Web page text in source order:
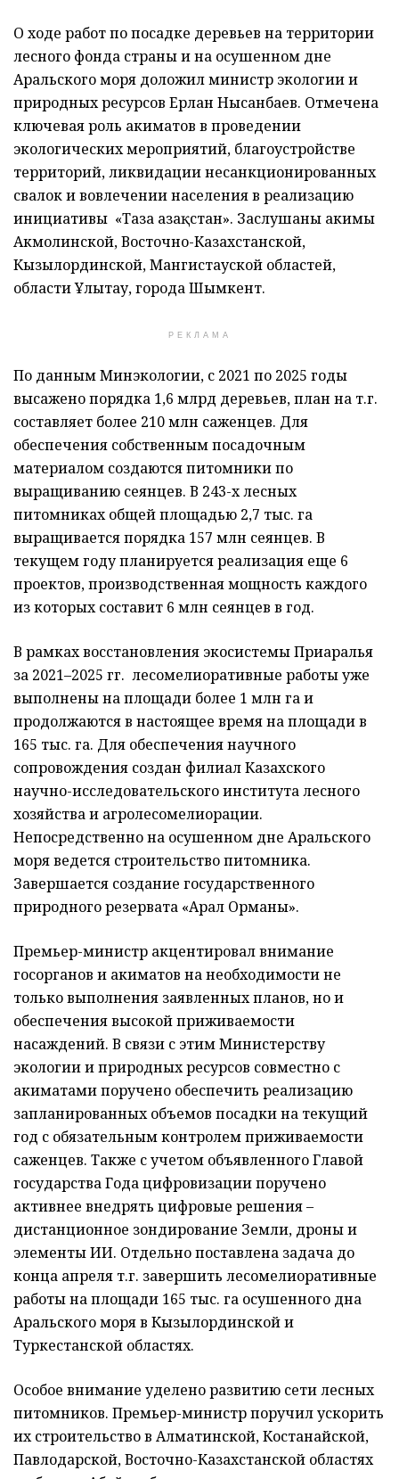
О ходе работ по посадке деревьев на территории
лесного фонда страны и на осушенном дне
Аральского моря доложил министр экологии и
природных ресурсов Ерлан Нысанбаев. Отмечена
ключевая роль акиматов в проведении
экологических мероприятий, благоустройстве
территорий, ликвидации несанкционированных
свалок и вовлечении населения в реализацию
инициативы «Таза Қазақстан». Заслушаны акимы
Акмолинской, Восточно-Казахстанской,
Кызылординской, Мангистауской областей,
области Ұлытау, города Шымкент.
РЕКЛАМА
По данным Минэкологии, с 2021 по 2025 годы
высажено порядка 1,6 млрд деревьев, план на т.г.
составляет более 210 млн саженцев. Для
обеспечения собственным посадочным
материалом создаются питомники по
выращиванию сеянцев. В 243-х лесных
питомниках общей площадью 2,7 тыс. га
выращивается порядка 157 млн сеянцев. В
текущем году планируется реализация еще 6
проектов, производственная мощность каждого
из которых составит 6 млн сеянцев в год.
В рамках восстановления экосистемы Приаралья
за 2021–2025 гг. лесомелиоративные работы уже
выполнены на площади более 1 млн га и
продолжаются в настоящее время на площади в
165 тыс. га. Для обеспечения научного
сопровождения создан филиал Казахского
научно-исследовательского института лесного
хозяйства и агролесомелиорации.
Непосредственно на осушенном дне Аральского
моря ведется строительство питомника.
Завершается создание государственного
природного резервата «Арал Орманы».
Премьер-министр акцентировал внимание
госорганов и акиматов на необходимости не
только выполнения заявленных планов, но и
обеспечения высокой приживаемости
насаждений. В связи с этим Министерству
экологии и природных ресурсов совместно с
акиматами поручено обеспечить реализацию
запланированных объемов посадки на текущий
год с обязательным контролем приживаемости
саженцев. Также с учетом объявленного Главой
государства Года цифровизации поручено
активнее внедрять цифровые решения –
дистанционное зондирование Земли, дроны и
элементы ИИ. Отдельно поставлена задача до
конца апреля т.г. завершить лесомелиоративные
работы на площади 165 тыс. га осушенного дна
Аральского моря в Кызылординской и
Туркестанской областях.
Особое внимание уделено развитию сети лесных
питомников. Премьер-министр поручил ускорить
их строительство в Алматинской, Костанайской,
Павлодарской, Восточно-Казахстанской областях